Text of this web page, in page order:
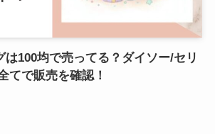
は100均で売ってる？ダイソー/セリ
てで販売を確認！